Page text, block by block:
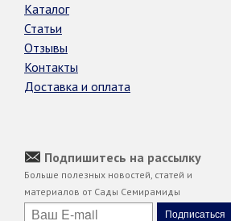
Каталог
Статьи
Отзывы
Контакты
Доставка и оплата
Подпишитесь на рассылку
Больше полезных новостей, статей и
материалов от Сады Семирамиды